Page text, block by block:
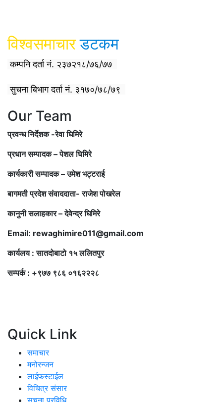
विश्वसमाचारडटकम
कम्पनि दर्ता नं. २३७२१८/७६/७७
सुचना बिभाग दर्ता नं. ३१७०/७८/७९
Our Team
प्रवन्ध निर्देशक -रेवा घिमिरे
प्रधान सम्पादक – पेशल घिमिरे
कार्यकारी सम्पादक – उमेश भट्टराई
बागमती प्रदेश संवाददाता- राजेश पोखरेल
कानुनी सलाहकार – देवेन्द्र घिमिरे
Email: rewaghimire011@gmail.com
कार्यलय : सातदोबाटो १५ ललितपुर
सम्पर्क : +९७७ ९८६ ०१६२२२८
Quick Link
समाचार
मनोरन्जन
लाईफस्टाईल
विचित्र संसार
सुचना प्रविधि